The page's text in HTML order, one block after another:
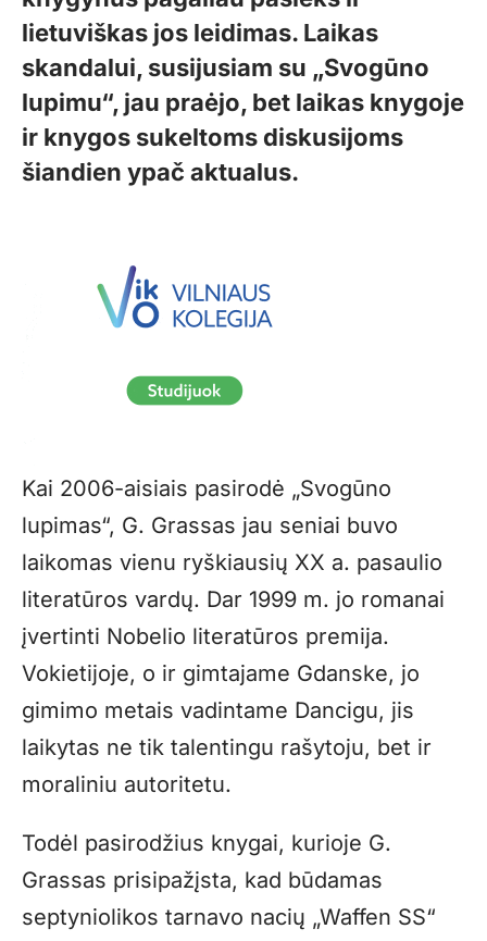
lietuviškas jos leidimas. Laikas
skandalui, susijusiam su „Svogūno
lupimu“, jau praėjo, bet laikas knygoje
ir knygos sukeltoms diskusijoms
šiandien ypač aktualus.
Kai 2006-aisiais pasirodė „Svogūno
lupimas“, G. Grassas jau seniai buvo
laikomas vienu ryškiausių XX a. pasaulio
literatūros vardų. Dar 1999 m. jo romanai
įvertinti Nobelio literatūros premija.
Vokietijoje, o ir gimtajame Gdanske, jo
gimimo metais vadintame Dancigu, jis
laikytas ne tik talentingu rašytoju, bet ir
moraliniu autoritetu.
Todėl pasirodžius knygai, kurioje G.
Grassas prisipažįsta, kad būdamas
septyniolikos tarnavo nacių „Waffen SS“